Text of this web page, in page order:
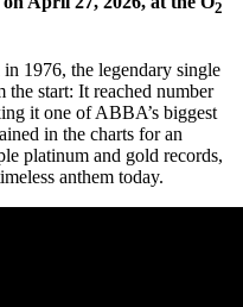
2
1976, the legendary single
the start: It reached number
it one of ABBA’s biggest
in the charts for an
platinum and gold records,
anthem today.